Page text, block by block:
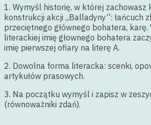
1. Wymyśl historię, w której zachowasz
konstrukcji akcji „Balladyny”: łańcuch
przeciętnego głównego bohatera, karę.
literackiej imię głownego bohatera
imię pierwszej ofiary na literę A.
2. Dowolna forma literacka: scenki,
artykułów prasowych.
3. Na początku wymyśl i zapisz w
(równoważniki zdań).